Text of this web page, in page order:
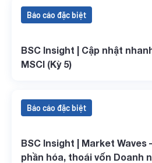
Báo cáo đặc biệt
BSC Insight | Cập nhật
MSCI (Kỳ 5)
Báo cáo đặc biệt
BSC Insight | Market Waves
phần hóa, thoái vốn Doanh